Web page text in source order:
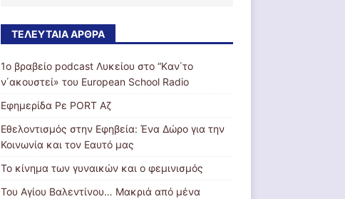
ΤΕΛΕΥΤΑΊΑ ΆΡΘΡΑ
1ο βραβείο podcast Λυκείου στο “Kαν΄το
ν΄ακουστεί» του European School Radio
Εφημερίδα Ρε PORT Αζ
Εθελοντισμός στην Εφηβεία: Ένα Δώρο για την
Κοινωνία και τον Εαυτό μας
Το κίνημα των γυναικών και ο φεμινισμός
Του Αγίου Βαλεντίνου… Μακριά από μένα